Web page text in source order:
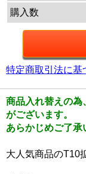
購入数
特定商取引法に基
商品入れ替えの
がございます。
あらかじめご了承
大人気商品のT10